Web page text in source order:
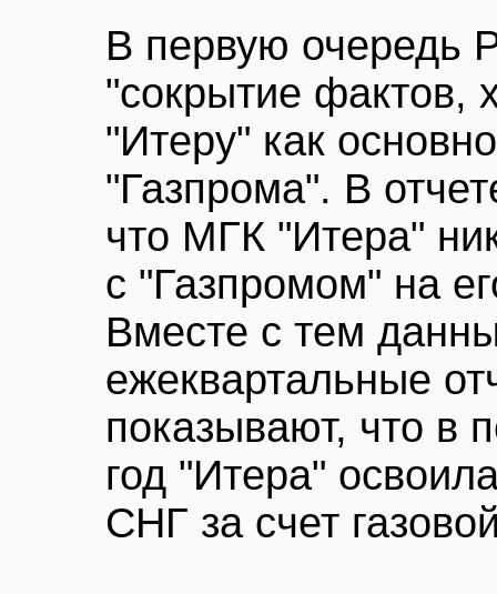
В первую очередь
"сокрытие фактов,
"Итеру" как
"Газпрома". В
что МГК "Итера"
с "Газпромом" на
Вместе с тем
ежеквартальные
показывают, что в
год "Итера"
СНГ за счет